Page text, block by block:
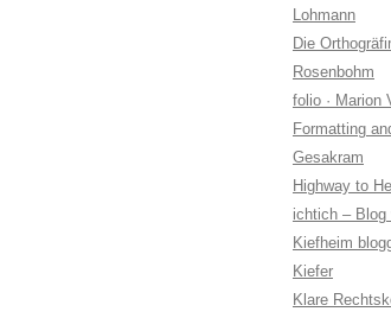
Lohmann
Die
Rosenbohm
folio · Marion
Formatting
Gesakram
Highway to
ichtich – Blog
Kiefheim
Kiefer
Klare